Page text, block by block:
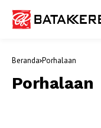
Beranda Porhalaan
Porhalaan